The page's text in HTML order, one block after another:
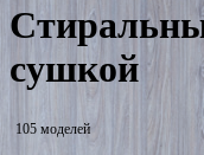
сушкой
105 моделей